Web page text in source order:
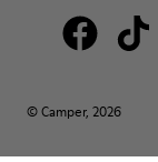
© Camper, 2026